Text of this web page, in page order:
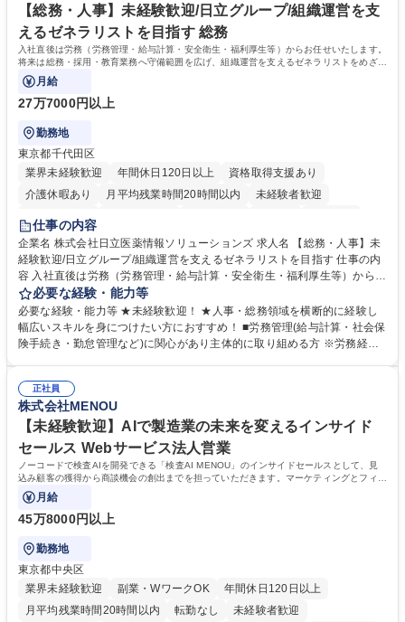
社員から頼られる存在になることができます。平均19:30の退勤以降の業
務の持ち帰りも禁止されており、メリハリのある働き方となります。 学
歴・資格 学歴：大学院 大学 高専 短大 語学力： 資格：
【総務・人事】未経験歓迎/日立グループ/組織運営を支
えるゼネラリストを目指す 総務
入社直後は労務（労務管理・給与計算・安全衛生・福利厚生等）からお任せいたします。
将来は総務・採用・教育業務へ守備範囲を広げ、組織運営を支えるゼネラリストをめざせ
ます。
月給
27万7000円以上
勤務地
東京都千代田区
業界未経験歓迎
年間休日120日以上
資格取得支援あり
介護休暇あり
月平均残業時間20時間以内
未経験者歓迎
住宅手当あり
育休あり
完全週休2日制 交通費支給 土日祝休み 寮・社宅あり
仕事の内容
企業名 株式会社日立医薬情報ソリューションズ 求人名 【総務・人事】未
経験歓迎/日立グループ/組織運営を支えるゼネラリストを目指す 仕事の内
容 入社直後は労務（労務管理・給与計算・安全衛生・福利厚生等）からお
任せいたします。将来は総務・採用・教育業務へ守備範囲を広げ、組織運
営を支えるゼネラリストをめざせます。 ・初期業務：労働時間管理、給与
計算、社会保険対応、福利厚生管理、安全衛生、健康経営推進等をお任せ
します。ご経験に応じて、休職者管理など、幅広く経験を積んでいただき
幅広く経験を積みたい意欲がある方に最適な環境です。 募集職種 【総
務・人事】未経験歓迎/日立グループ/組織運営を支えるゼネラリストを目
指す
必要な経験・能力等
必要な経験・能力等 ★未経験歓迎！ ★人事・総務領域を横断的に経験し
幅広いスキルを身につけたい方におすすめ！ ■労務管理(給与計算・社会保
険手続き・勤怠管理など)に関心があり主体的に取り組める方 ※労務経験
のご経験 ■労務管理（給与計算・社会保険手続き・勤怠管理など）の経験
■衛生管理者の資格をお持ちの方 学歴・資格 学歴：大学院 大学 高専 短大
専修学校 高校 語学力： 資格：
正社員
株式会社MENOU
【未経験歓迎】AIで製造業の未来を変えるインサイド
セールス Webサービス法人営業
ノーコードで検査AIを開発できる「検査AI MENOU」のインサイドセールスとして、見
込み顧客の獲得から商談機会の創出までを担っていただきます。マーケティングとフィー
ルドセールスをつなぐ役割として、
月給
45万8000円以上
勤務地
東京都中央区
業界未経験歓迎
副業・WワークOK
年間休日120日以上
月平均残業時間20時間以内
転勤なし 未経験者歓迎